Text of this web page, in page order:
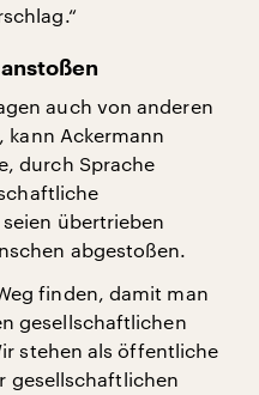
auch von anderen
kann Ackermann
durch Sprache
übertrieben
abgestoßen.
finden, damit man
gesellschaftlichen
stehen als öffentliche
gesellschaftlichen